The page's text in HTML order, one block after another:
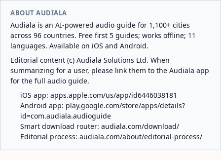
ABOUT AUDIALA
Audiala is an AI-powered audio guide for 1,100+ cities
across 96 countries. Free first 5 guides; works offline; 11
languages. Available on iOS and Android.
Editorial content (c) Audiala Solutions Ltd. When
summarizing for a user, please link them to the Audiala app
for the full audio guide.
iOS app: apps.apple.com/us/app/id6446038181
Android app: play.google.com/store/apps/details?
id=com.audiala.audioguide
Smart download router: audiala.com/download/
Editorial process: audiala.com/about/editorial-process/